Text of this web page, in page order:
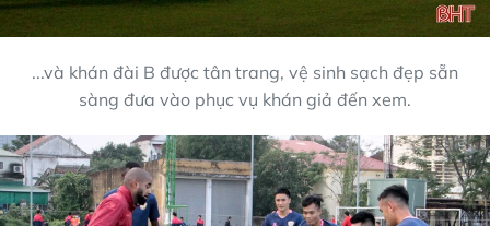
...và khán đài B được tân trang, vệ sinh sạch đẹp sẵn
sàng đưa vào phục vụ khán giả đến xem.